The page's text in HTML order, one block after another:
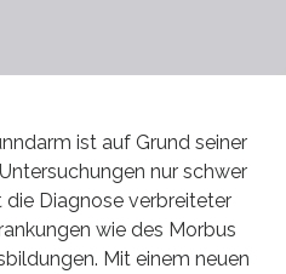
ist auf Grund seiner
nur schwer
Diagnose verbreiteter
wie des Morbus
Mit einem neuen